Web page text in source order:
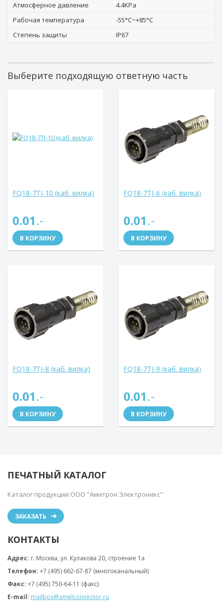
Атмосферное давление
4.4KPa
Рабочая температура
-55°C~+85°C
Степень защиты
IP67
Выберите подходящую ответную часть
FQ18-7TJ-10 (каб. вилка)
0.01.-
В КОРЗИНУ
FQ18-7TJ-6 (каб. вилка)
0.01.-
В КОРЗИНУ
FQ18-7TJ-8 (каб. вилка)
0.01.-
В КОРЗИНУ
FQ18-7TJ-9 (каб. вилка)
0.01.-
В КОРЗИНУ
ПЕЧАТНЫЙ КАТАЛОГ
Каталог продукции ООО "Амитрон Электроникс"
ЗАКАЗАТЬ
КОНТАКТЫ
Адрес: г. Москва, ул. Кулакова 20, строение 1a
Телефон: +7 (495) 662-67-87 (многоканальный)
Факс: +7 (495) 750-64-11 (факс)
E-mail: mailbox@amelconnector.ru